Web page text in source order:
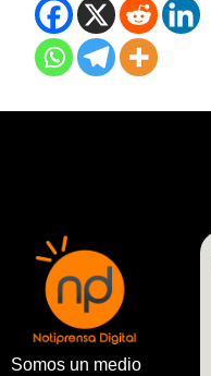
Somos un medio